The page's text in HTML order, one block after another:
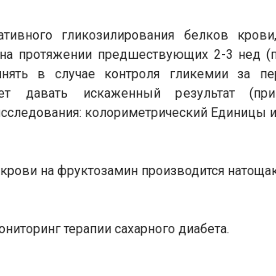
гликозилирования белков
протяжении предшествующих 2-3 нед
в случае контроля гликемии за
давать искаженный результат
колориметрический
на фруктозамин производится
терапии сахарного диабета.